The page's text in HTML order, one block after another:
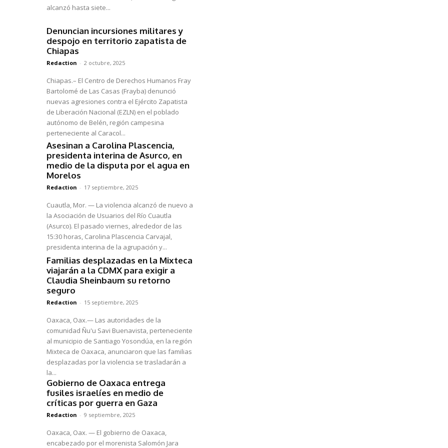
alcanzó hasta siete...
Denuncian incursiones militares y
despojo en territorio zapatista de
Chiapas
Redaction - 2 octubre, 2025
Chiapas.– El Centro de Derechos Humanos Fray
Bartolomé de Las Casas (Frayba) denunció
nuevas agresiones contra el Ejército Zapatista
de Liberación Nacional (EZLN) en el poblado
autónomo de Belén, región campesina
perteneciente al Caracol...
Asesinan a Carolina Plascencia,
presidenta interina de Asurco, en
medio de la disputa por el agua en
Morelos
Redaction - 17 septiembre, 2025
Cuautla, Mor. — La violencia alcanzó de nuevo a
la Asociación de Usuarios del Río Cuautla
(Asurco). El pasado viernes, alrededor de las
15:30 horas, Carolina Plascencia Carvajal,
presidenta interina de la agrupación y...
Familias desplazadas en la Mixteca
viajarán a la CDMX para exigir a
Claudia Sheinbaum su retorno
seguro
Redaction - 15 septiembre, 2025
Oaxaca, Oax.— Las autoridades de la
comunidad Ñu'u Savi Buenavista, perteneciente
al municipio de Santiago Yosondúa, en la región
Mixteca de Oaxaca, anunciaron que las familias
desplazadas por la violencia se trasladarán a
la...
Gobierno de Oaxaca entrega
fusiles israelíes en medio de
críticas por guerra en Gaza
Redaction - 9 septiembre, 2025
Oaxaca, Oax. — El gobierno de Oaxaca,
encabezado por el morenista Salomón Jara